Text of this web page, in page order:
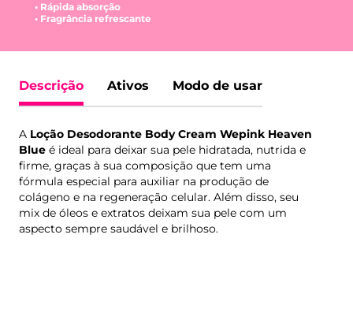
• Rápida absorção
• Fragrância refrescante
Descrição Ativos Modo de usar
A Loção Desodorante Body Cream Wepink Heaven
Blue é ideal para deixar sua pele hidratada, nutrida e
firme, graças à sua composição que tem uma
fórmula especial para auxiliar na produção de
colágeno e na regeneração celular. Além disso, seu
mix de óleos e extratos deixam sua pele com um
aspecto sempre saudável e brilhoso.